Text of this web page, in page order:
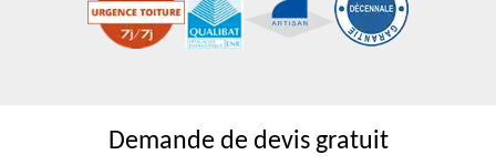
Demande de devis gratuit